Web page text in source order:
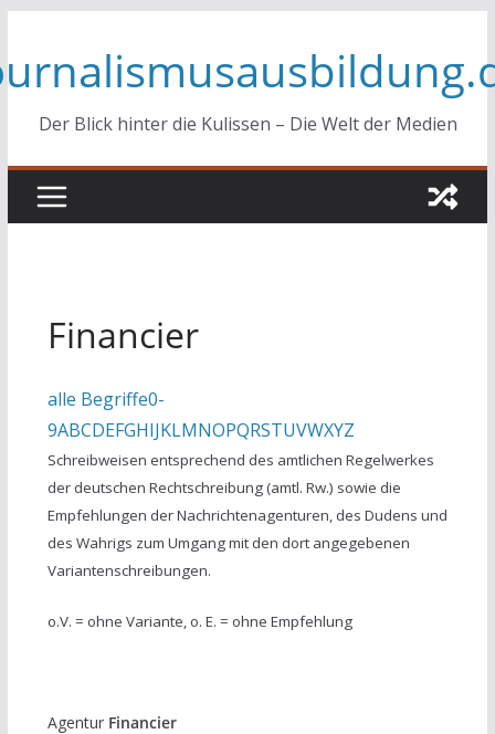
springen
Der Blick hinter die Kulissen – Die Welt der Medien
Financier
alle Begriffe0-
9ABCDEFGHIJKLMNOPQRSTUVWXYZ
Schreibweisen entsprechend des amtlichen Regelwerkes
der deutschen Rechtschreibung (amtl. Rw.) sowie die
Empfehlungen der Nachrichtenagenturen, des Dudens und
des Wahrigs zum Umgang mit den dort angegebenen
Variantenschreibungen.
o.V. = ohne Variante, o. E. = ohne Empfehlung
Agentur Financier